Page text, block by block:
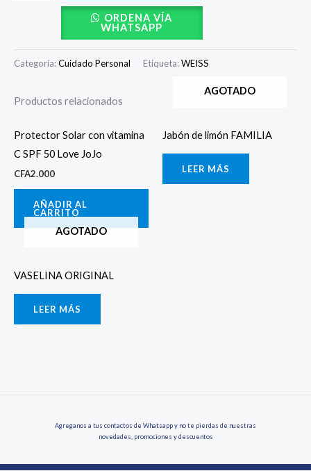
ORDENA VÍA
WHATSAPP
Categoría:Cuidado Personal Etiqueta:WEISS
Productos relacionados
Protector Solar con vitamina
C SPF 50 Love JoJo
CFA2.000
AÑADIR AL
CARRITO
AGOTADO
Jabón de limón FAMILIA
LEER MÁS
AGOTADO
VASELINA ORIGINAL
LEER MÁS
Agreganos a tus contactos de Whatsapp y no te pierdas de nuestras
novedades, promociones y descuentos